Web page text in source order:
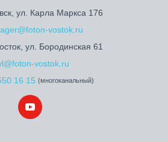
ул. Карла Маркса 176
vostok.ru
ул. Бородинская 61
vostok.ru
16 15 (многоканальный)